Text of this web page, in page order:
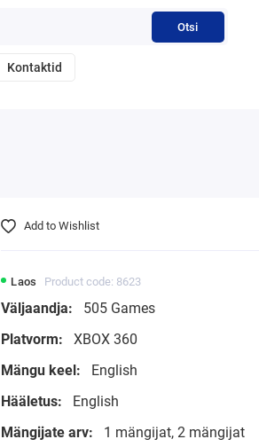
Otsi
Kontaktid
Laos Product code: 8623
Väljaandja:
505 Games
Platvorm:
XBOX 360
Mängu keel:
English
Hääletus:
English
Mängijate arv:
1 mängijat, 2 mängijat
Add to Wishlist